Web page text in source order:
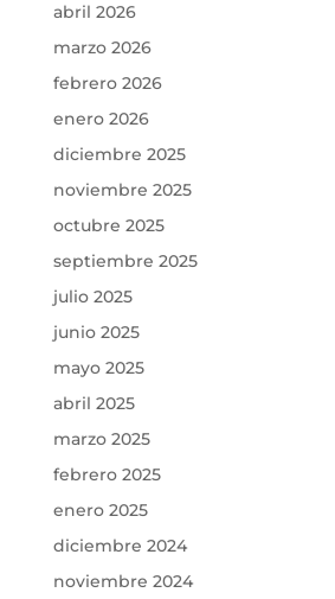
abril 2026
marzo 2026
febrero 2026
enero 2026
diciembre 2025
noviembre 2025
octubre 2025
septiembre 2025
julio 2025
junio 2025
mayo 2025
abril 2025
marzo 2025
febrero 2025
enero 2025
diciembre 2024
noviembre 2024